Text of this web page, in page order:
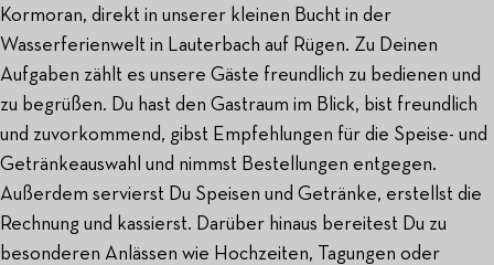
Kormoran, direkt in unserer kleinen Bucht in der
Wasserferienwelt in Lauterbach auf Rügen. Zu Deinen
Aufgaben zählt es unsere Gäste freundlich zu bedienen und
zu begrüßen. Du hast den Gastraum im Blick, bist freundlich
und zuvorkommend, gibst Empfehlungen für die Speise- und
Getränkeauswahl und nimmst Bestellungen entgegen.
Außerdem servierst Du Speisen und Getränke, erstellst die
Rechnung und kassierst. Darüber hinaus bereitest Du zu
besonderen Anlässen wie Hochzeiten, Tagungen oder